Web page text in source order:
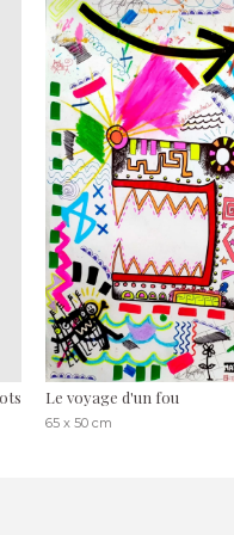
Le voyage d'un fou
65 x 50 cm